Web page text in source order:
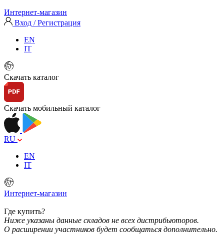
Интернет-магазин
Вход / Регистрация
EN
IT
Скачать каталог
Скачать мобильный каталог
RU
EN
IT
Интернет-магазин
Где купить?
Ниже указаны данные складов не всех дистрибьюторов.
О расширении участников будет сообщаться дополнительно.